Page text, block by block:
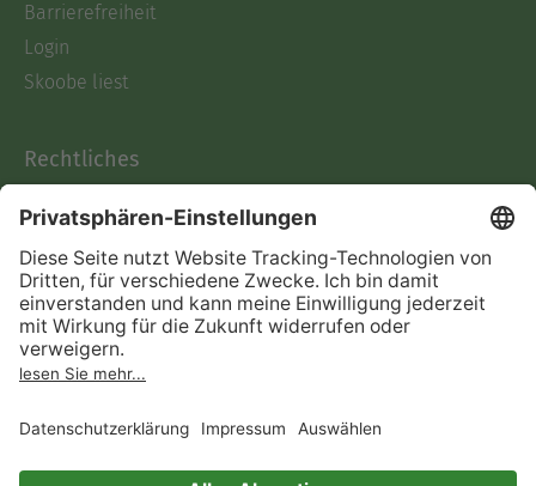
Barrierefreiheit
Login
Skoobe liest
Rechtliches
AGB
Informationen nach Data
Act
Verträge hier kündigen
Impressum